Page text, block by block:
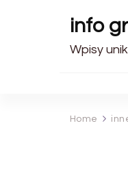
info
Wpisy
Home